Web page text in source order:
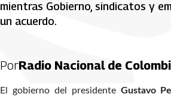
mientras Gobierno, sindicatos y
un acuerdo.
PorRadio Nacional de
El gobierno del presidenteGustavo